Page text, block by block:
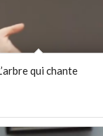
qui chante